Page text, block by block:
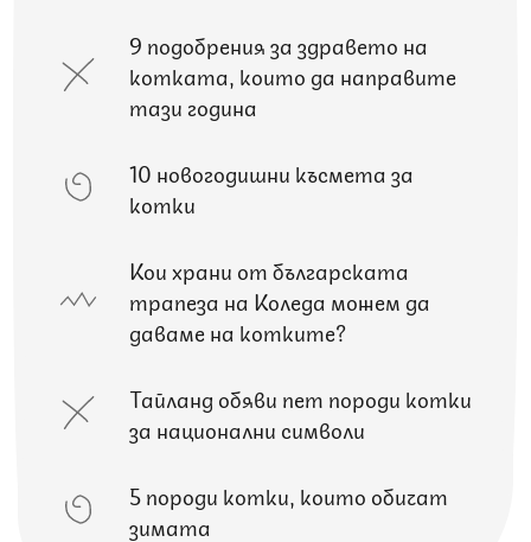
9 подобрения за здравето на
котката, които да направите
тази година
10 новогодишни късмета за
котки
Кои храни от българската
трапеза на Коледа можем да
даваме на котките?
Тайланд обяви пет породи котки
за национални символи
5 породи котки, които обичат
зимата